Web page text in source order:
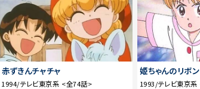
赤ずきんチャチャ
1994/テレビ東京系 <全74話>
姫ちゃんのリボン
1993/テレビ東京